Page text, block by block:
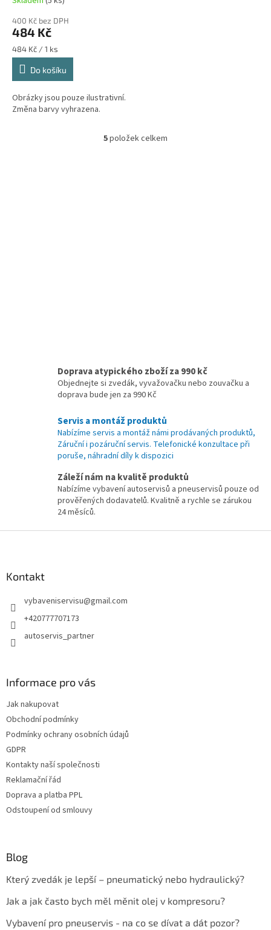
400 Kč bez DPH
484 Kč
Měrná
cena:
484 Kč / 1 ks
Do košíku
Obrázky jsou pouze ilustrativní.
Změna barvy vyhrazena.
O
5položek celkem
Doprava atypického zboží za 990 kč
Objednejte si zvedák, vyvažovačku nebo zouvačku a
doprava bude jen za 990 Kč
Servis a montáž produktů
Nabízíme servis a montáž námi prodávaných produktů,
Záruční i pozáruční servis. Telefonické konzultace při
poruše, náhradní díly k dispozici
Záleží nám na kvalitě produktů
Nabízíme vybavení autoservisů a pneuservisů pouze od
prověřených dodavatelů. Kvalitně a rychle se zárukou
24 měsíců.
Kontakt
vybaveniservisu@gmail.com
+420777707173
autoservis_partner
Informace pro vás
Jak nakupovat
Obchodní podmínky
Podmínky ochrany osobních údajů
GDPR
Kontakty naší společnosti
Reklamační řád
Doprava a platba PPL
Odstoupení od smlouvy
Blog
Který zvedák je lepší – pneumatický nebo hydraulický?
Jak a jak často bych měl měnit olej v kompresoru?
Vybavení pro pneuservis - na co se dívat a dát pozor?